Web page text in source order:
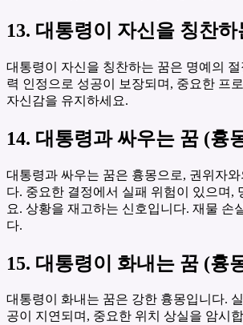
13. 대통령이 자신을 칭찬하
대통령이 자신을 칭찬하는 꿈은 명예의
력 인정으로 성공이 보장되며, 중요한 프
자신감을 유지하세요.
14. 대통령과 싸우는 꿈 (흉
대통령과 싸우는 꿈은 흉몽으로, 권위자와
다. 중요한 결정에서 실패 위험이 있으며,
요. 상황을 재고하는 신호입니다. 재물 손
다.
15. 대통령이 화내는 꿈 (흉
대통령이 화내는 꿈은 강한 흉몽입니다.
공이 지연되며, 중요한 위치 상실을 암시